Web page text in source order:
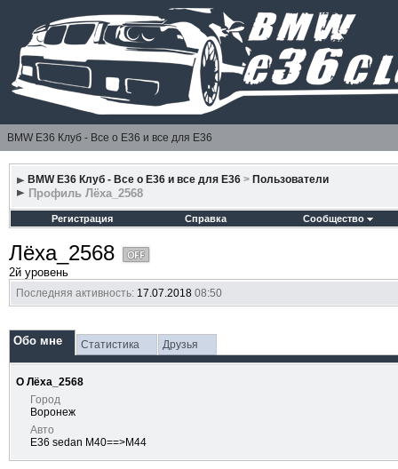
BMW E36 Клуб - Все о Е36 и все для Е36
BMW E36 Клуб - Все о Е36 и все для Е36 > Пользователи
Профиль Лёха_2568
Регистрация Справка Сообщество
Лёха_2568
2й уровень
Последняя активность:17.07.2018 08:50
Обо мне Статистика Друзья
О Лёха_2568
Город
Воронеж
Авто
E36 sedan M40==>М44